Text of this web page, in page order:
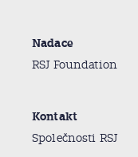
Nadace
RSJ Foundation
Kontakt
Společnosti RSJ